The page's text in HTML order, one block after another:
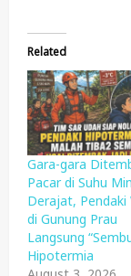
Related
Gara-gara
Pacar di Suhu
Derajat, Pendaki
di Gunung Prau
Langsung
Hipotermia